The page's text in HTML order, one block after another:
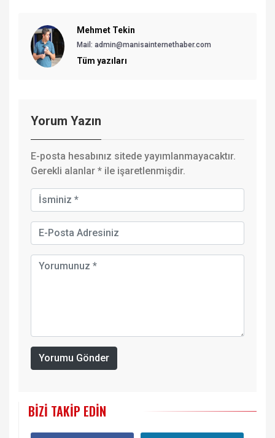
Mehmet Tekin
Mail: admin@manisainternethaber.com
Tüm yazıları
Yorum Yazın
E-posta hesabınız sitede yayımlanmayacaktır.
Gerekli alanlar * ile işaretlenmişdir.
Yorumu Gönder
BIZI TAKIP EDIN